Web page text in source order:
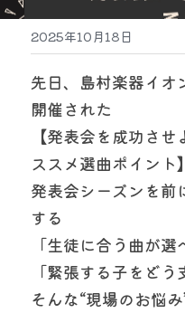
2025年10月18日
先日、島村楽器イオ
開催された
【発表会を成功さ
ススメ選曲ポイント
発表会シーズンを前
する
「生徒に合う曲が
「緊張する子をどう
そんな“現場のお悩